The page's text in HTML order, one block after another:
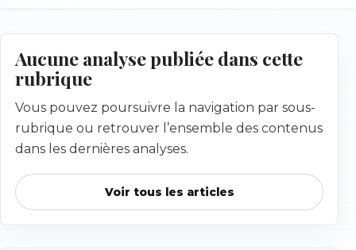
Aucune analyse publiée dans cette
rubrique
Vous pouvez poursuivre la navigation par sous-
rubrique ou retrouver l’ensemble des contenus
dans les dernières analyses.
Voir tous les articles